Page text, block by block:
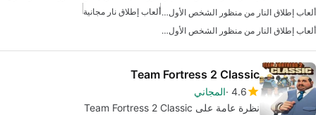
ألعاب إطلاق النار من منظور الشخص الأول لويندوزألعاب إطلاق نار مجانية
ألعاب إطلاق النار من منظور الشخص الأول لنظام ويندوز 7
Team Fortress 2 Classic
4.6 المجاني
نظرة عامة على Team Fortress 2 Classic